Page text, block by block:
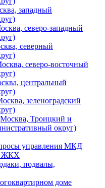
западный
северо-западный
северный
северо-восточный
центральный
зеленоградский
Троицкий и
округ)
управления МКД
ЖКХ
подвалы,
доме